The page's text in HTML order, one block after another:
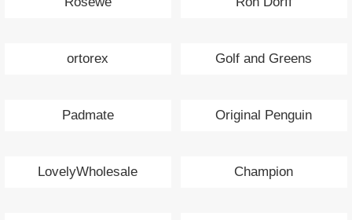
ortorex Golf and Greens
Padmate Original Penguin
LovelyWholesale Champion